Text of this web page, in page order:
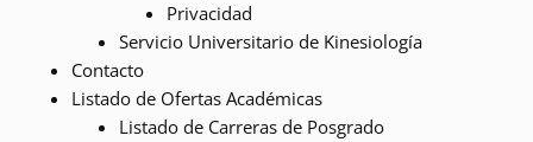
Privacidad
Servicio Universitario de Kinesiología
Contacto
Listado de Ofertas Académicas
Listado de Carreras de Posgrado